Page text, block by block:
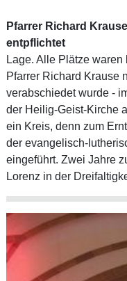
Pfarrer Richard
entpflichtet
Lage. Alle Plätze
Pfarrer Richard Krause
verabschiedet wurde -
der Heilig-Geist-Kirche
ein Kreis, denn zum
der evangelisch-
eingeführt. Zwei Jahre
Lorenz in der